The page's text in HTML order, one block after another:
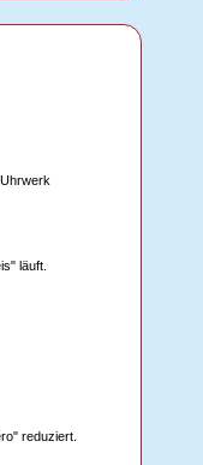
läuft.
reduziert.